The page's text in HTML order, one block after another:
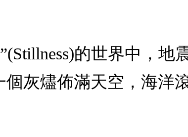
的世界中，地
灰燼佈滿天空，海洋